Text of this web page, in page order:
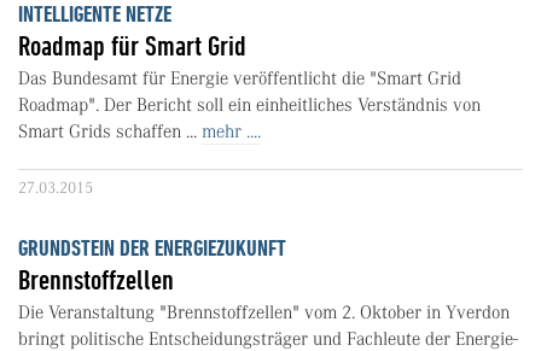
INTELLIGENTE NETZE
Roadmap für Smart Grid
Das Bundesamt für Energie veröffentlicht die "Smart Grid
Roadmap". Der Bericht soll ein einheitliches Verständnis von
Smart Grids schaffen ... mehr ....
27.03.2015
GRUNDSTEIN DER ENERGIEZUKUNFT
Brennstoffzellen
Die Veranstaltung "Brennstoffzellen" vom 2. Oktober in Yverdon
bringt politische Entscheidungsträger und Fachleute der Energie-